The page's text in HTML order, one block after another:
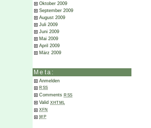
Oktober 2009
September 2009
August 2009
Juli 2009
Juni 2009
Mai 2009
April 2009
März 2009
Meta:
Anmelden
RSS
Comments RSS
Valid XHTML
XFN
WP